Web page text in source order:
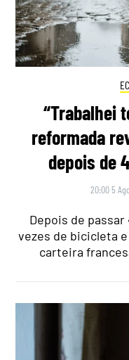
“Trabalhei
reformada
depois de
20:00 5
Depois de
vezes de bicicleta
carteira